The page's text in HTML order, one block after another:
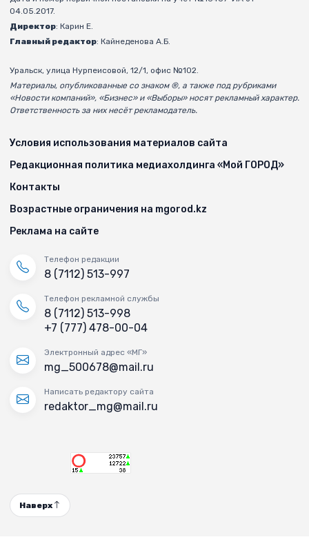
04.05.2017.
Директор: Карин Е.
Главный редактор: Кайнеденова А.Б.
Уральск, улица Нурпеисовой, 12/1, офис №102.
Материалы, опубликованные со знаком ®, а также под рубриками
«Новости компаний», «Бизнес» и «Выборы» носят рекламный характер.
Ответственность за них несёт рекламодатель.
Условия использования материалов сайта
Редакционная политика медиахолдинга «Мой ГОРОД»
Контакты
Возрастные ограничения на mgorod.kz
Реклама на сайте
Телефон редакции
8 (7112) 513-997
Телефон рекламной службы
8 (7112) 513-998
+7 (777) 478-00-04
Электронный адрес «МГ»
mg_500678@mail.ru
Написать редактору сайта
redaktor_mg@mail.ru
Наверх